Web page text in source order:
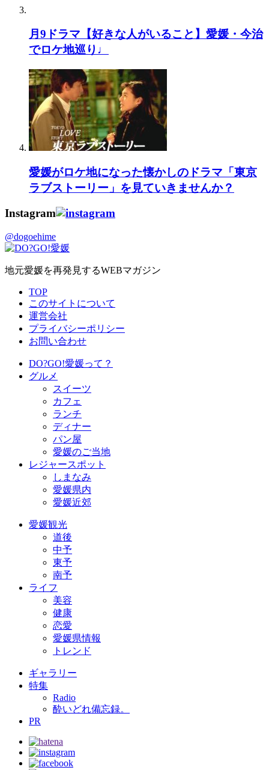
月9ドラマ【好きな人がいること】愛媛・今治
でロケ地巡り♩
愛媛がロケ地になった懐かしのドラマ「東京
ラブストーリー」を見ていきませんか？
Instagram
@dogoehime
地元愛媛を再発見するWEBマガジン
TOP
このサイトについて
運営会社
プライバシーポリシー
お問い合わせ
DO?GO!愛媛って？
グルメ
スイーツ
カフェ
ランチ
ディナー
パン屋
愛媛のご当地
レジャースポット
しまなみ
愛媛県内
愛媛近郊
愛媛観光
道後
中予
東予
南予
ライフ
美容
健康
恋愛
愛媛県情報
トレンド
ギャラリー
特集
Radio
酔いどれ備忘録。
PR